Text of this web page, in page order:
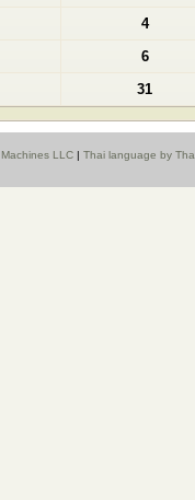
4
6
31
LLC | Thai language by